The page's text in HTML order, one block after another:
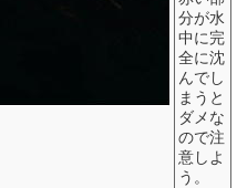
分が水
中に完
全に沈
んでし
まうと
ダメな
ので注
意しよ
う。